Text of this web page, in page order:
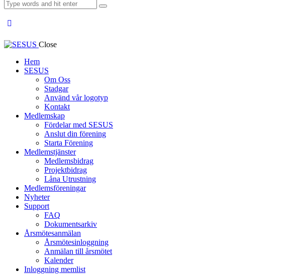
Close
Hem
SESUS
Om Oss
Stadgar
Använd vår logotyp
Kontakt
Medlemskap
Fördelar med SESUS
Anslut din förening
Starta Förening
Medlemstjänster
Medlemsbidrag
Projektbidrag
Låna Utrustning
Medlemsföreningar
Nyheter
Support
FAQ
Dokumentsarkiv
Årsmötesanmälan
Årsmötesinloggning
Anmälan till årsmötet
Kalender
Inloggning memlist